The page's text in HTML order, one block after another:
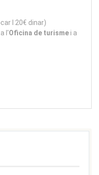
I 20€ dinar)
a l'Oficina de turisme i a